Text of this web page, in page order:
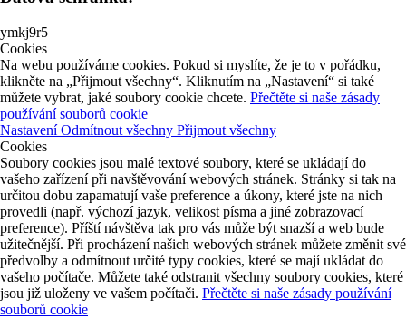
ymkj9r5
Cookies
Na webu používáme cookies. Pokud si myslíte, že je to v pořádku,
klikněte na „Přijmout všechny“. Kliknutím na „Nastavení“ si také
můžete vybrat, jaké soubory cookie chcete. Přečtěte si naše zásady
používání souborů cookie
NastaveníOdmítnout všechny Přijmout všechny
Cookies
Soubory cookies jsou malé textové soubory, které se ukládají do
vašeho zařízení při navštěvování webových stránek. Stránky si tak na
určitou dobu zapamatují vaše preference a úkony, které jste na nich
provedli (např. výchozí jazyk, velikost písma a jiné zobrazovací
preference). Příští návštěva tak pro vás může být snazší a web bude
užitečnější. Při procházení našich webových stránek můžete změnit své
předvolby a odmítnout určité typy cookies, které se mají ukládat do
vašeho počítače. Můžete také odstranit všechny soubory cookies, které
jsou již uloženy ve vašem počítači. Přečtěte si naše zásady používání
souborů cookie